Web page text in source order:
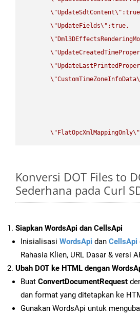
\"UpdateSdtContent\"
\"UpdateFields\" :true,
\"
\"
\"
\"CustomTimeZoneInfoData
\" FlatOpcXmlMappingOnly\"
Konversi DOT Files to
Sederhana pada Curl
Siapkan WordsApi dan CellsApi
Inisialisasi WordsApi dan CellsApi
Rahasia Klien, URL Dasar & versi
Ubah DOT ke HTML dengan
Buat ConvertDocumentRequest
dan format yang ditetapkan ke
Gunakan WordsApi untuk